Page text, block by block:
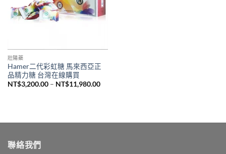
壯陽藥
Hamer二代彩虹糖 馬來西亞正
品精力糖 台灣在線購買
NT$3,200.00 – NT$11,980.00價
NT$11,980.00
聯絡我們